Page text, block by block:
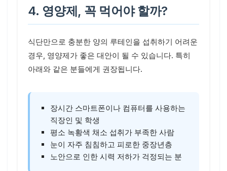
4. 영양제, 꼭 먹어야 할까?
식단만으로 충분한 양의 루테인을 섭취하기 어려운
경우, 영양제가 좋은 대안이 될 수 있습니다. 특히
아래와 같은 분들에게 권장됩니다.
장시간 스마트폰이나 컴퓨터를 사용하는
직장인 및 학생
평소 녹황색 채소 섭취가 부족한 사람
눈이 자주 침침하고 피로한 중장년층
노안으로 인한 시력 저하가 걱정되는 분